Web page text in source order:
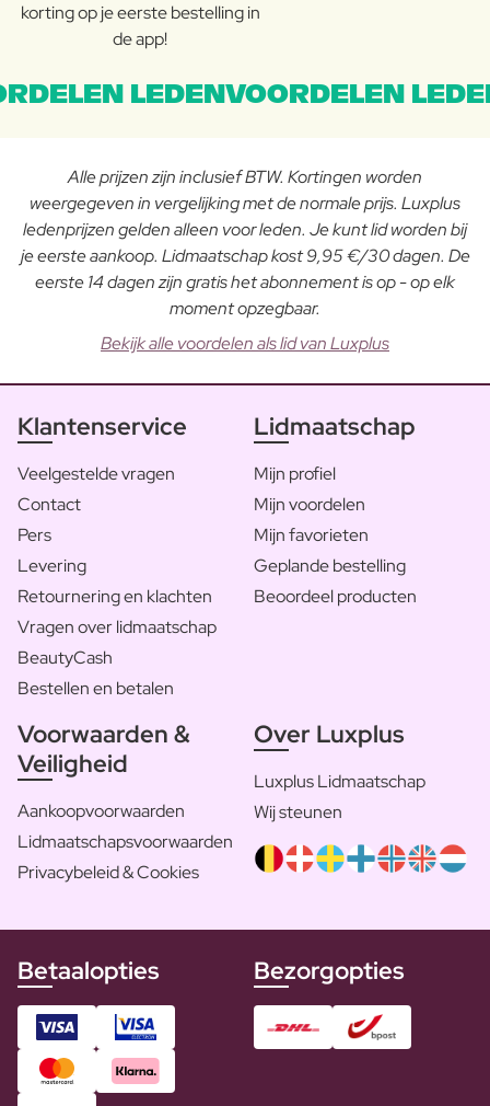
korting op je eerste bestelling in
de app!
LEDENVOORDELEN
Alle prijzen zijn inclusief BTW. Kortingen worden
weergegeven in vergelijking met de normale prijs. Luxplus
ledenprijzen gelden alleen voor leden. Je kunt lid worden bij
je eerste aankoop. Lidmaatschap kost 9,95 €/30 dagen. De
eerste 14 dagen zijn gratis het abonnement is op - op elk
moment opzegbaar.
Bekijk alle voordelen als lid van Luxplus
Klantenservice
Veelgestelde vragen
Contact
Pers
Levering
Retournering en klachten
Vragen over lidmaatschap
BeautyCash
Bestellen en betalen
Lidmaatschap
Mijn profiel
Mijn voordelen
Mijn favorieten
Geplande bestelling
Beoordeel producten
Voorwaarden &
Veiligheid
Aankoopvoorwaarden
Lidmaatschapsvoorwaarden
Privacybeleid & Cookies
Over Luxplus
Luxplus Lidmaatschap
Wij steunen
Betaalopties Bezorgopties